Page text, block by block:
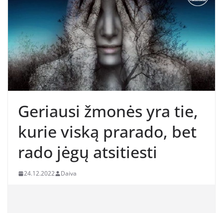
Geriausi žmonės yra tie,
kurie viską prarado, bet
rado jėgų atsitiesti
24.12.2022 Daiva